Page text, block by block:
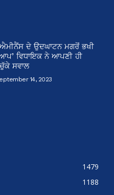
ਦੇ ਉਦਘਾਟਨ ਮਗਰੋਂ ਭਖੀ
ਵਿਧਾਇਕ ਨੇ ਆਪਣੀ ਹੀ
ਸਵਾਲ
14, 2023
1479
1188